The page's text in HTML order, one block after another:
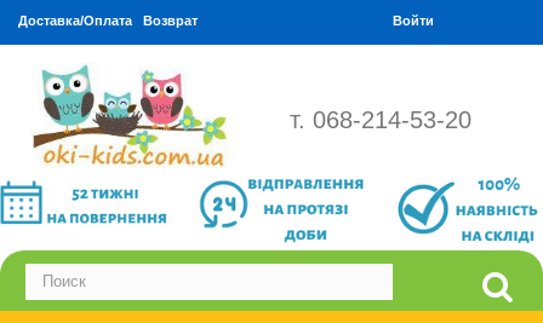
Доставка/Оплата Возврат Войти
т. 068-214-53-20